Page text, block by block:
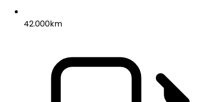
42.000km